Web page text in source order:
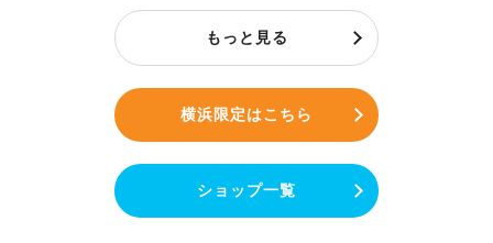
もっと見る
横浜限定はこちら
ショップ一覧